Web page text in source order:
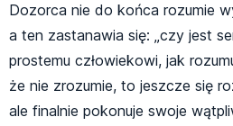
Dozorca nie do końca rozumie
a ten zastanawia się: „czy jest
prostemu człowiekowi, jak
że nie zrozumie, to jeszcze się
ale finalnie pokonuje swoje